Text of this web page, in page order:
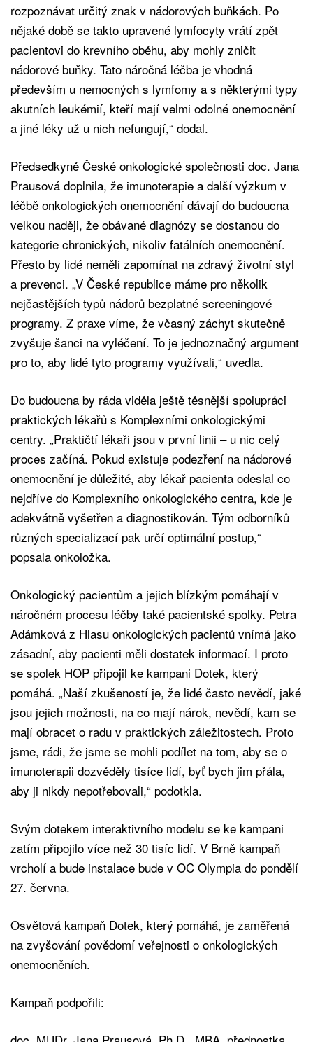
rozpoznávat určitý znak v nádorových buňkách. Po
nějaké době se takto upravené lymfocyty vrátí zpět
pacientovi do krevního oběhu, aby mohly zničit
nádorové buňky. Tato náročná léčba je vhodná
především u nemocných s lymfomy a s některými typy
akutních leukémií, kteří mají velmi odolné onemocnění
a jiné léky už u nich nefungují,“ dodal.
Předsedkyně České onkologické společnosti doc. Jana
Prausová doplnila, že imunoterapie a další výzkum v
léčbě onkologických onemocnění dávají do budoucna
velkou naději, že obávané diagnózy se dostanou do
kategorie chronických, nikoliv fatálních onemocnění.
Přesto by lidé neměli zapomínat na zdravý životní styl
a prevenci. „V České republice máme pro několik
nejčastějších typů nádorů bezplatné screeningové
programy. Z praxe víme, že včasný záchyt skutečně
zvyšuje šanci na vyléčení. To je jednoznačný argument
pro to, aby lidé tyto programy využívali,“ uvedla.
Do budoucna by ráda viděla ještě těsnější spolupráci
praktických lékařů s Komplexními onkologickými
centry. „Praktičtí lékaři jsou v první linii – u nic celý
proces začíná. Pokud existuje podezření na nádorové
onemocnění je důležité, aby lékař pacienta odeslal co
nejdříve do Komplexního onkologického centra, kde je
adekvátně vyšetřen a diagnostikován. Tým odborníků
různých specializací pak určí optimální postup,“
popsala onkoložka.
Onkologický pacientům a jejich blízkým pomáhají v
náročném procesu léčby také pacientské spolky. Petra
Adámková z Hlasu onkologických pacientů vnímá jako
zásadní, aby pacienti měli dostatek informací. I proto
se spolek HOP připojil ke kampani Dotek, který
pomáhá. „Naší zkušeností je, že lidé často nevědí, jaké
jsou jejich možnosti, na co mají nárok, nevědí, kam se
mají obracet o radu v praktických záležitostech. Proto
jsme, rádi, že jsme se mohli podílet na tom, aby se o
imunoterapii dozvěděly tisíce lidí, byť bych jim přála,
aby ji nikdy nepotřebovali,“ podotkla.
Svým dotekem interaktivního modelu se ke kampani
zatím připojilo více než 30 tisíc lidí. V Brně kampaň
vrcholí a bude instalace bude v OC Olympia do pondělí
27. června.
Osvětová kampaň Dotek, který pomáhá, je zaměřená
na zvyšování povědomí veřejnosti o onkologických
onemocněních.
Kampaň podpořili: